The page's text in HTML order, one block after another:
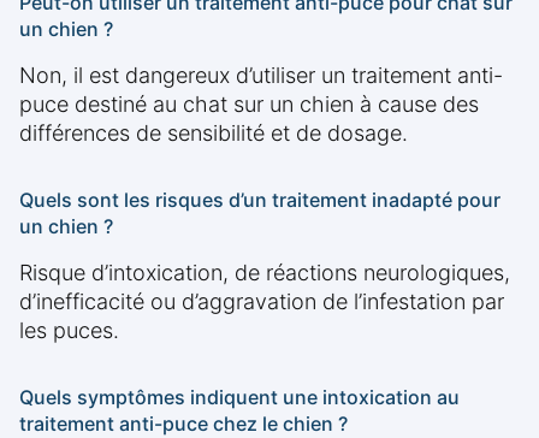
un chien ?
Non, il est dangereux d’utiliser un traitement anti-
puce destiné au chat sur un chien à cause des
différences de sensibilité et de dosage.
Quels sont les risques d’un traitement inadapté pour
un chien ?
Risque d’intoxication, de réactions neurologiques,
d’inefficacité ou d’aggravation de l’infestation par
les puces.
Quels symptômes indiquent une intoxication au
traitement anti-puce chez le chien ?